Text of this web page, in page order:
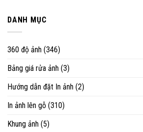
DANH MỤC
360 độ ảnh (346)
Bảng giá rửa ảnh (3)
Hướng dẫn đặt In ảnh (2)
In ảnh lên gỗ (310)
Khung ảnh (5)